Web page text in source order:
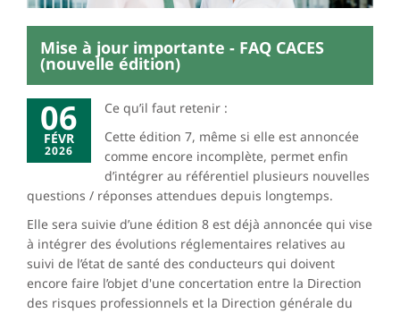
Mise à jour importante - FAQ CACES
(nouvelle édition)
06
FÉVR
2026
Ce qu’il faut retenir :
Cette édition 7, même si elle est annoncée
comme encore incomplète, permet enfin
d’intégrer au référentiel plusieurs nouvelles
questions / réponses attendues depuis longtemps.
Elle sera suivie d’une édition 8 est déjà annoncée qui vise
à intégrer des évolutions réglementaires relatives au
suivi de l’état de santé des conducteurs qui doivent
encore faire l’objet d'une concertation entre la Direction
des risques professionnels et la Direction générale du